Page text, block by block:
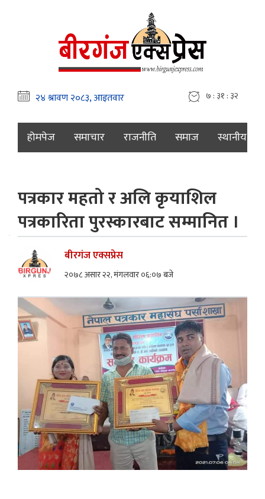
७ : ३१ : ३३
होमपेज समाचार राजनीति समाज स्थानीय
पत्रकार महतो र अलि कृयाशिल
पत्रकारिता पुरस्कारबाट सम्मानित ।
बीरगंज एक्सप्रेस
२०७८ असार २२, मंगलवार ०६:०७ बजे